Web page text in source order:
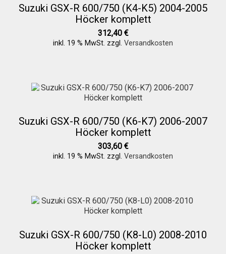
Suzuki GSX-R 600/750 (K4-K5) 2004-2005
Höcker komplett
312,40 €
inkl. 19 % MwSt. zzgl. Versandkosten
Suzuki GSX-R 600/750 (K6-K7) 2006-2007
Höcker komplett
303,60 €
inkl. 19 % MwSt. zzgl. Versandkosten
Suzuki GSX-R 600/750 (K8-L0) 2008-2010
Höcker komplett